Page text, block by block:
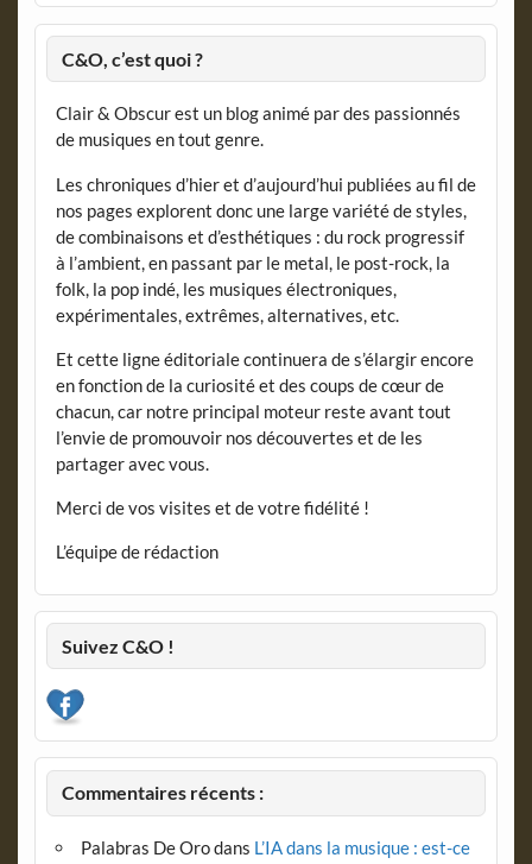
C&O, c’est quoi ?
Clair & Obscur est un blog animé par des passionnés
de musiques en tout genre.
Les chroniques d’hier et d’aujourd’hui publiées au fil de
nos pages explorent donc une large variété de styles,
de combinaisons et d’esthétiques : du rock progressif
à l’ambient, en passant par le metal, le post-rock, la
folk, la pop indé, les musiques électroniques,
expérimentales, extrêmes, alternatives, etc.
Et cette ligne éditoriale continuera de s’élargir encore
en fonction de la curiosité et des coups de cœur de
chacun, car notre principal moteur reste avant tout
l’envie de promouvoir nos découvertes et de les
partager avec vous.
Merci de vos visites et de votre fidélité !
L’équipe de rédaction
Suivez C&O !
Commentaires récents :
Palabras De Orodans L’IA dans la musique : est-ce